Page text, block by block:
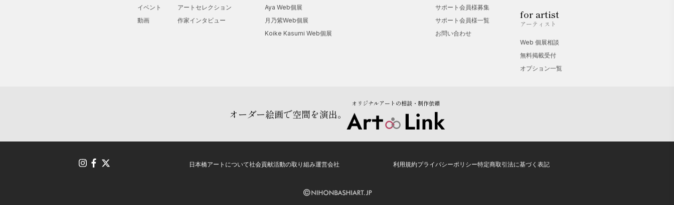
イベント
動画
アートセレクション
作家インタビュー
Aya Web個展
月乃紫Web個展
Koike Kasumi Web個展
サポート会員様募集
サポート会員様一覧
お問い合わせ
for artist
アーティスト
Web 個展相談
無料掲載受付
オプション一覧
オーダー絵画で空間を演出。
オリジナルアートの相談・制作依頼
日本橋アートについて社会貢献活動の取り組み運営会社 利用規約プライバシーポリシー特定商取引法に基づく表記